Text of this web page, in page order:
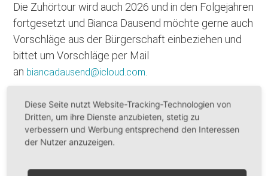
Die Zuhörtour wird auch 2026 und in den Folgejahren
fortgesetzt und Bianca Dausend möchte gerne auch
Vorschläge aus der Bürgerschaft einbeziehen und
bittet um Vorschläge per Mail
an biancadausend@icloud.com.
Diese Seite nutzt Website-Tracking-Technologien von
Dritten, um ihre Dienste anzubieten, stetig zu
verbessern und Werbung entsprechend den Interessen
der Nutzer anzuzeigen.